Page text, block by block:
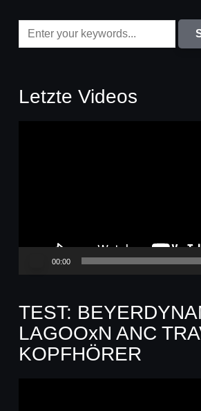
Letzte Videos
00:00
TEST:
LAGOOxN ANC
KOPFHÖRER